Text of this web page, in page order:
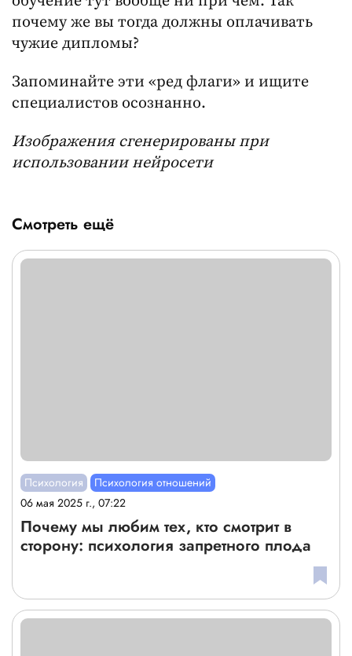
почему же вы тогда должны оплачивать
чужие дипломы?
Запоминайте эти «ред флаги» и ищите
специалистов осознанно.
Изображения сгенерированы при
использовании нейросети
Смотреть ещё
Психология
Психология отношений
06 мая 2025 г., 07:22
Почему мы любим тех, кто смотрит в
сторону: психология запретного плода